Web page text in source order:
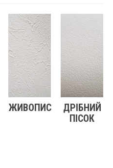
ЖИВОПИС
ДРІБНИЙ
ПІСОК